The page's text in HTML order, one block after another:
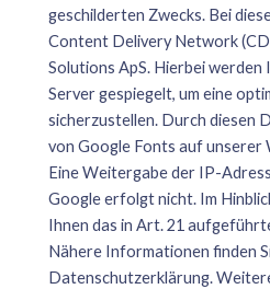
geschilderten Zwecks. Bei
Content Delivery Network
Solutions ApS. Hierbei
Server gespiegelt, um eine
sicherzustellen. Durch diesen
von Google Fonts auf unserer
Eine Weitergabe der IP-
Google erfolgt nicht. Im
Ihnen das in Art. 21
Nähere Informationen finden
Datenschutzerklärung.